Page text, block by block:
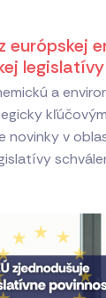
európskej
a
novinky v